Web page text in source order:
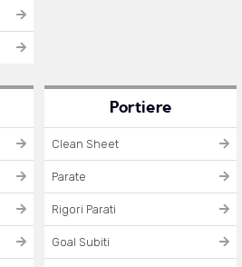
Portiere
Clean Sheet
Parate
Rigori Parati
Goal Subiti